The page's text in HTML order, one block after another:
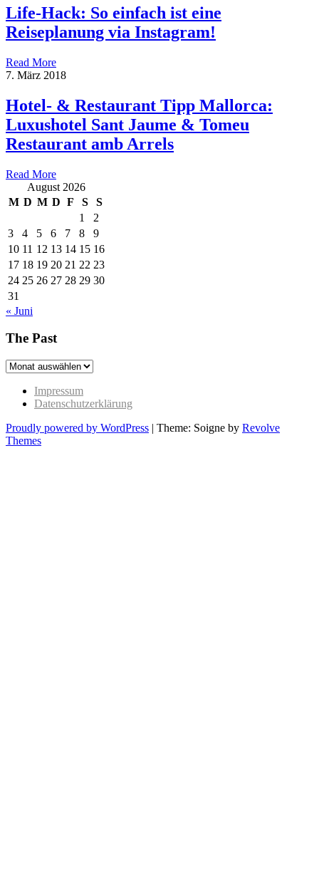
Life-Hack: So einfach ist eine
Reiseplanung via Instagram!
Read More
7. März 2018
Hotel- & Restaurant Tipp Mallorca:
Luxushotel Sant Jaume & Tomeu
Restaurant amb Arrels
Read More
August 2026
M D M D F S
S
1
2
3
4 5 6 7 8
9
10 11 12 13 14 15 16
17 18 19 20 21 22 23
24 25 26 27 28 29 30
31
« Juni
The Past
The
Impressum
Datenschutzerklärung
Proudly powered by WordPress | Theme: Soigne by Revolve
Themes